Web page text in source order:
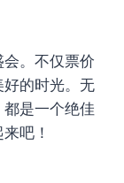
。不仅票价
的时光。无
是一个绝佳
吧！